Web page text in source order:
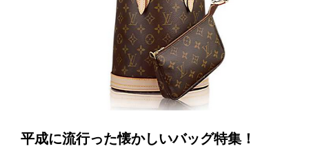
平成に流行った懐かしいバッグ特集！